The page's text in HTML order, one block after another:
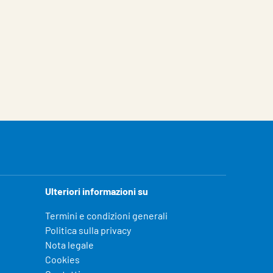
Ulteriori informazioni su
Termini e condizioni generali
Politica sulla privacy
Nota legale
Cookies